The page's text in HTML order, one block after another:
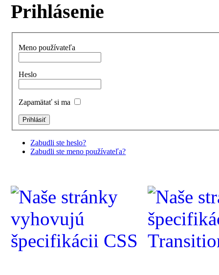
Prihlásenie
Meno používateľa
Heslo
Zapamätať si ma
Zabudli ste heslo?
Zabudli ste meno používateľa?